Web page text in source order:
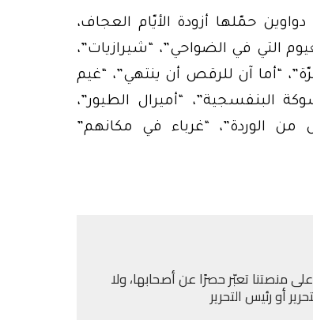
حمّلها أزودة الأيّام العجاف،
التي في الضواحي”، “شيرازيات”،
“أما آن للرقص أن ينتهي”، “غيم
البنفسجية”، “أميرال الطيور”،
من الوردة”، “غرباء في مكانهم”
منصتنا تعبّر حصرًا عن أصحابها، ولا
أو رئيس التحرير